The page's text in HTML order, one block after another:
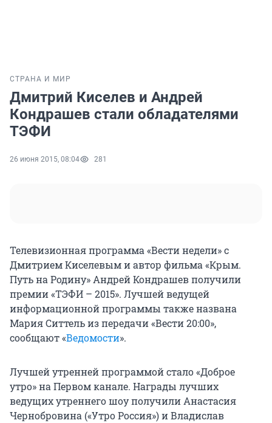
СТРАНА И МИР
Дмитрий Киселев и Андрей
Кондрашев стали обладателями
ТЭФИ
26 июня 2015, 08:04 281
Телевизионная программа «Вести недели» с
Дмитрием Киселевым и автор фильма «Крым.
Путь на Родину» Андрей Кондрашев получили
премии «ТЭФИ – 2015». Лучшей ведущей
информационной программы также названа
Мария Ситтель из передачи «Вести 20:00»,
сообщают «Ведомости».
Лучшей утренней программой стало «Доброе
утро» на Первом канале. Награды лучших
ведущих утреннего шоу получили Анастасия
Чернобровина («Утро Россия») и Владислав